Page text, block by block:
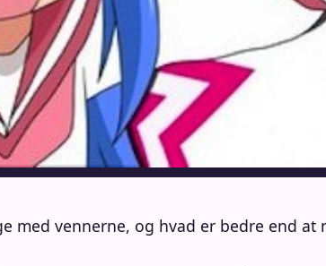
med vennerne, og hvad er bedre end at